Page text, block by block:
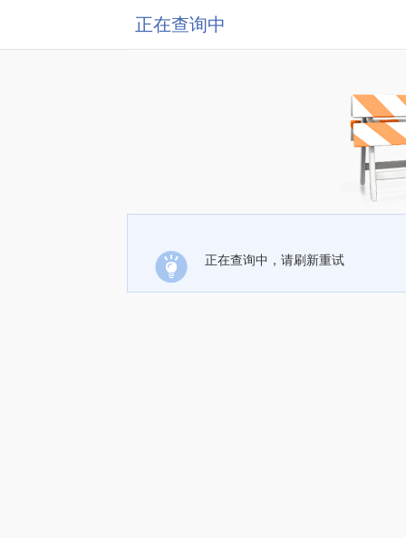
正在查询中
正在查询中，请刷新重试